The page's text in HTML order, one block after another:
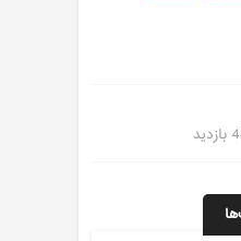
بازدید